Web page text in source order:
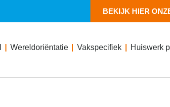
BEKIJK HIER
Wereldoriëntatie Vakspecifiek Huiswerk